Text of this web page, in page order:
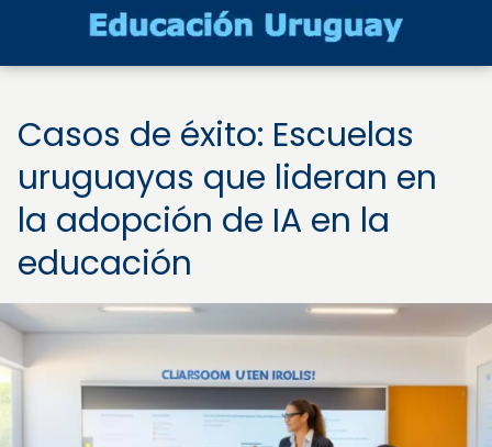
Casos de éxito: Escuelas
uruguayas que lideran en
la adopción de IA en la
educación